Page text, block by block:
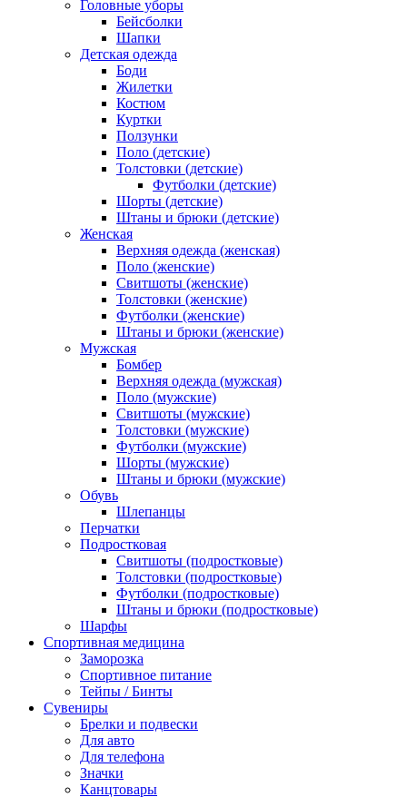
Головные уборы
Бейсболки
Шапки
Детская одежда
Боди
Жилетки
Костюм
Куртки
Ползунки
Поло (детские)
Толстовки (детские)
Футболки (детские)
Шорты (детские)
Штаны и брюки (детские)
Женская
Верхняя одежда (женская)
Поло (женские)
Свитшоты (женские)
Толстовки (женские)
Футболки (женские)
Штаны и брюки (женские)
Мужская
Бомбер
Верхняя одежда (мужская)
Поло (мужские)
Свитшоты (мужские)
Толстовки (мужские)
Футболки (мужские)
Шорты (мужские)
Штаны и брюки (мужские)
Обувь
Шлепанцы
Перчатки
Подростковая
Свитшоты (подростковые)
Толстовки (подростковые)
Футболки (подростковые)
Штаны и брюки (подростковые)
Шарфы
Спортивная медицина
Заморозка
Спортивное питание
Тейпы / Бинты
Сувениры
Брелки и подвески
Для авто
Для телефона
Значки
Канцтовары